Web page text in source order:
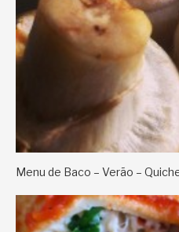
Menu de Baco – Verão –